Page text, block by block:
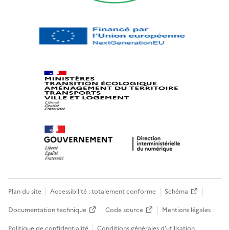
Plan du site Accessibilité : totalement conforme
Schéma
Documentation technique
Code source
Mentions légales